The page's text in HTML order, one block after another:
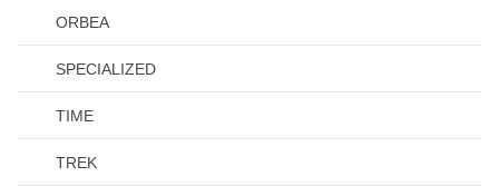
ORBEA
SPECIALIZED
TIME
TREK